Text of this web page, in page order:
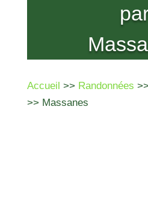
Accueil >> Randonnées >>
>> Massanes